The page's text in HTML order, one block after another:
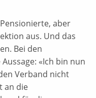
aber
aus. Und das
Bei den
«Ich bin nun
Verband nicht
an die